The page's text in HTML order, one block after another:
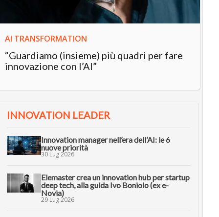
AI TRANSFORMATION
“Guardiamo (insieme) più quadri per fare
innovazione con l’AI”
INNOVATION LEADER
Innovation manager nell’era dell’AI: le 6
nuove priorità
30 Lug 2026
Elemaster crea un innovation hub per startup
deep tech, alla guida Ivo Boniolo (ex e-
Novia)
29 Lug 2026